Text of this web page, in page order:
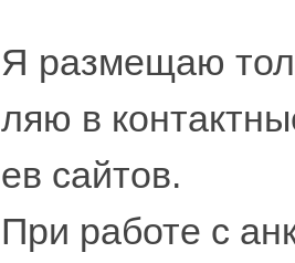
Я размещаю
ляю в
ев сайтов.
При работе с